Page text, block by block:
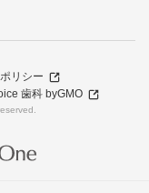
リシー
歯科 byGMO